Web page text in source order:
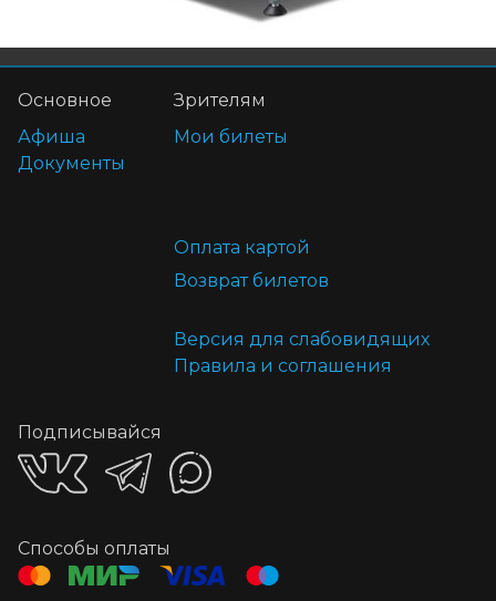
Основное
Афиша
Документы
Зрителям
Мои билеты
Оплата картой
Возврат билетов
Версия для слабовидящих
Правила и соглашения
Подписывайся
Способы оплаты